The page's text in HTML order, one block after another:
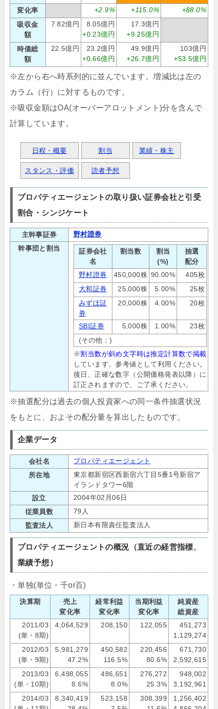
変化率
+2.9% +115.0%
+88.0%
吸収金
額
7.82億円
8.05億円
+0.23億円
17.3億円
+9.25億円
時価総
額
22.5億円
23.2億円
+0.66億円
49.9億円
+26.7億円
103億円
+53.5億円
※左から右へ時系列的に並んでいます。増減比は左の
カラム（行）に対するものです。
※吸収金額はOA(オーバーアロットメント)分を含んで
計算しています。
日程・概要 割当 業績・株主
スタンス・評価 読者予想
プロパティエージェントの取り扱い証券会社と引受
割合・シンジケート
主幹事証券
野村證券
幹事団と割当
証券会社
名
割当数
割当
(%)
抽選
配分
野村證券
450,000株 90.00%
405枚
大和証券
25,000株 5.00%
25枚
みずほ証
券
20,000株 4.00% 20枚
SBI証券 5,000株 1.00%
23枚
(その他：)
※割当数が斜め文字時は推定計算数で掲載
しています。参考値として利用ください。
後日、正確な数字（公開価格発表以降）に
訂正されますので、ご了承ください。
※抽選配分は過去の個人投資家への同一条件抽選状況
をもとに、およその配分量を算出したものです。
企業データ
会社名
プロパティエージェント
所在地
東京都新宿区西新宿六丁目5番1号新宿ア
イランドタワー6階
設立
2004年02月06日
従業員数
79人
監査法人
新日本有限責任監査法人
プロパティエージェントの概況（直近の経営指標、
業績予想）
・単独(単位・千or百)
決算期
売上
変化率
経常利益
変化率
当期利益
変化率
純資産
総資産
2011/03
(単・8期)
4,064,529 208,150 122,055
451,273
1,129,274
2012/03
(単・9期)
5,981,279
47.2%
450,582
116.5%
220,456
80.6%
671,730
2,592,615
2013/03
(単・10期)
6,498,055
8.6%
486,651
8.0%
276,272
25.3%
948,002
3,192,961
2014/03
8,340,419
523,158
308,399
1,256,402